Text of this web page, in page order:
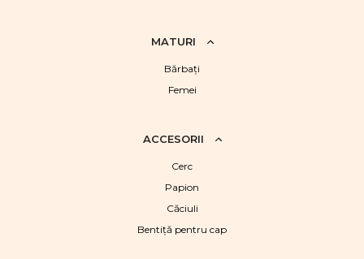
MATURI
Bărbaţi
Femei
ACCESORII
Cerc
Papion
Căciuli
Bentiță pentru cap